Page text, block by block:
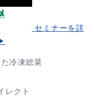
セミナーを詳
冷凍総菜
レクト